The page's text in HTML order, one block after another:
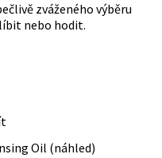
zváženého výběru
nebo hodit.